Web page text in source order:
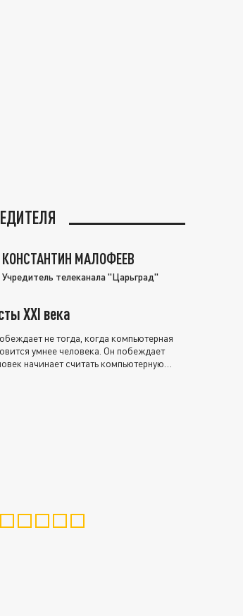
КОНСТАНТИН МАЛОФЕЕВ
Учредитель телеканала "Царьград"
XXI века
не тогда, когда компьютерная
умнее человека. Он побеждает
начинает считать компьютерную